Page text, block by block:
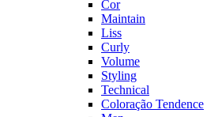
Cor
Maintain
Liss
Curly
Volume
Styling
Technical
Coloração Tendence